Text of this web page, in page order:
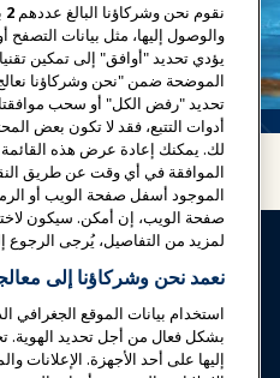
تسجيل الدخول
نقوم نحن وشركاؤنا البالغ عددهم 2
والوصول إليها، مثل بيانات
يؤدي تحديد "أوافق" إلى تمكين
الموضحة ضمن "نحن وشركاؤنا نعالج
تحديد "رفض الكل" أو سحب
أدوات التتبع، فقد لا تكون بعض
لك. يمكنك إعادة عرض هذه القائمة
الموافقة في أي وقت عن طريق
الموجود أسفل صفحة الويب أو
صفحة الويب، إن أمكن. سيكون
لمزيد من التفاصيل، يُرجى الرجوع
نعمد نحن وشركاؤنا إلى
استخدام بيانات الموقع الجغرافي
بشكل فعال من أجل تحديد الهوية.
إليها على أحد الأجهزة. الإعلانات